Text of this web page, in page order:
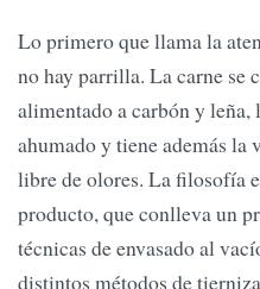
Lo primero que llama la
no hay parrilla. La carne se
alimentado a carbón y
ahumado y tiene además la
libre de olores. La filosofía
producto, que conlleva un
técnicas de envasado al
distintos métodos de